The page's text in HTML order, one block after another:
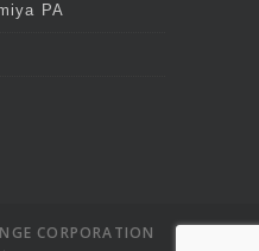
PA
CORPORATION